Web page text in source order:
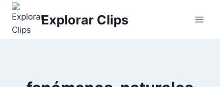
Saltar
contenido
Explorar Clips